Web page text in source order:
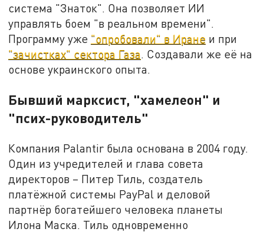
система "Знаток". Она позволяет ИИ
управлять боем "в реальном времени".
Программу уже "опробовали" в Иране и при
"зачистках" сектора Газа. Создавали же её на
основе украинского опыта.
Бывший марксист, "хамелеон" и
"псих-руководитель"
Компания Palantir была основана в 2004 году.
Один из учредителей и глава совета
директоров – Питер Тиль, создатель
платёжной системы PayPal и деловой
партнёр богатейшего человека планеты
Илона Маска. Тиль одновременно